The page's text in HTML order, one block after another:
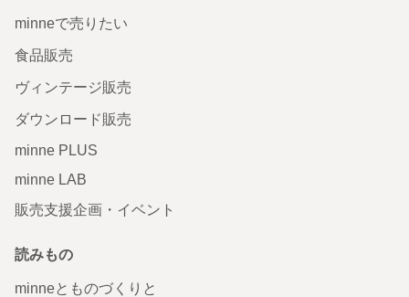
minneで売りたい
食品販売
ヴィンテージ販売
ダウンロード販売
minne PLUS
minne LAB
販売支援企画・イベント
読みもの
minneとものづくりと